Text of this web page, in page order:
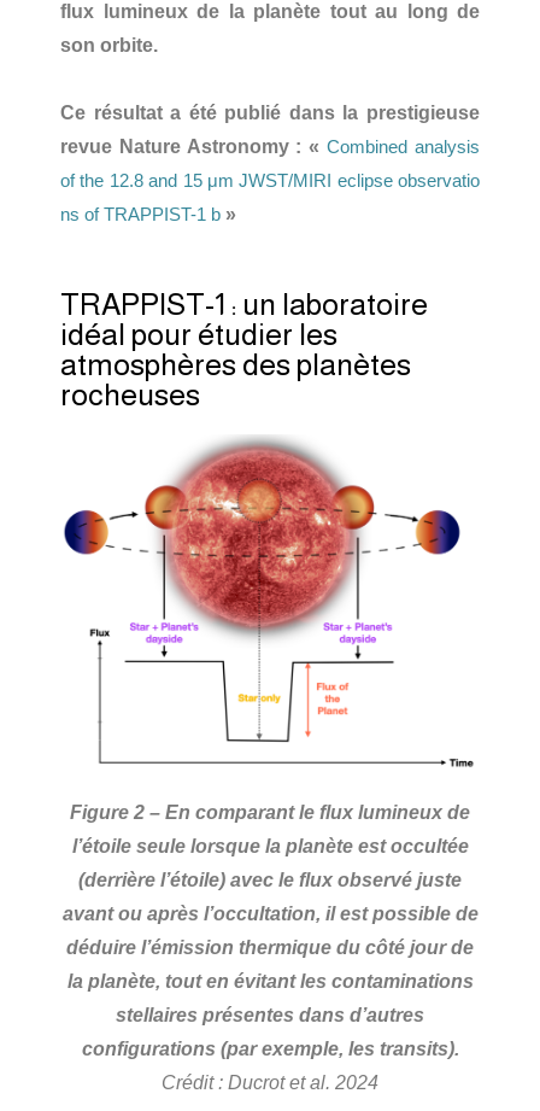
flux lumineux de la planète tout au long de
son orbite.
Ce résultat a été publié dans la prestigieuse
revue Nature Astronomy : «Combined analysis
of the 12.8 and 15 μm JWST/MIRI eclipse observatio
ns of TRAPPIST-1 b »
TRAPPIST-1 : un laboratoire
idéal pour étudier les
atmosphères des planètes
rocheuses
Figure 2 – En comparant le flux lumineux de
l’étoile seule lorsque la planète est occultée
(derrière l’étoile) avec le flux observé juste
avant ou après l’occultation, il est possible de
déduire l’émission thermique du côté jour de
la planète, tout en évitant les contaminations
stellaires présentes dans d’autres
configurations (par exemple, les transits).
Crédit : Ducrot et al. 2024